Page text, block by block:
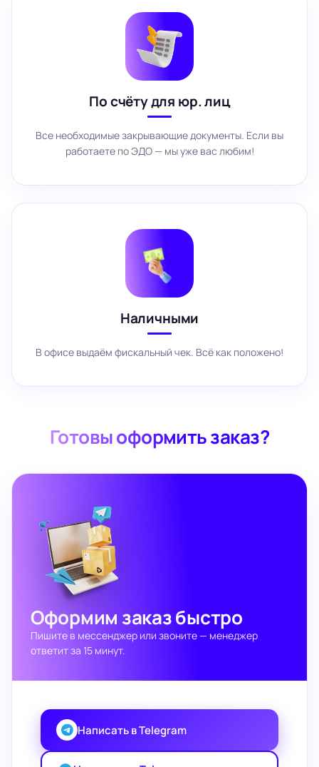
По счёту для юр. лиц
Все необходимые закрывающие документы. Если вы
работаете по ЭДО — мы уже вас любим!
Наличными
В офисе выдаём фискальный чек. Всё как положено!
Готовы оформить заказ?
Оформим заказ быстро
Пишите в мессенджер или звоните — менеджер
ответит за 15 минут.
Написать в Telegram